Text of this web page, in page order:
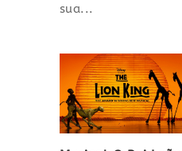
sua...